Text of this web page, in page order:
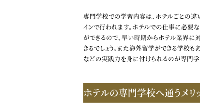
専門学校での学習内容は、ホテルごとの違
インで行われます。ホテルでの仕事に必要
ができるので、早い時期からホテル業界に
きるでしょう。また海外留学ができる学校
などの実践力を身に付けられるのが専門学
ホテルの専門学校へ通うメリ